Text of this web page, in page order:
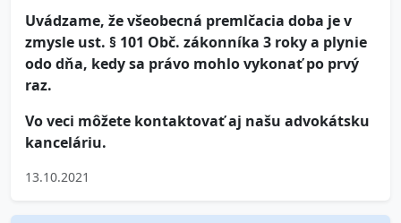
Uvádzame, že všeobecná premlčacia doba je v
zmysle ust. § 101 Obč. zákonníka 3 roky a plynie
odo dňa, kedy sa právo mohlo vykonať po prvý
raz.
Vo veci môžete kontaktovať aj našu advokátsku
kanceláriu.
13.10.2021